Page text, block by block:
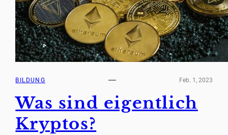
BILDUNG Feb. 1, 2023
Was sind eigentlich
Kryptos?